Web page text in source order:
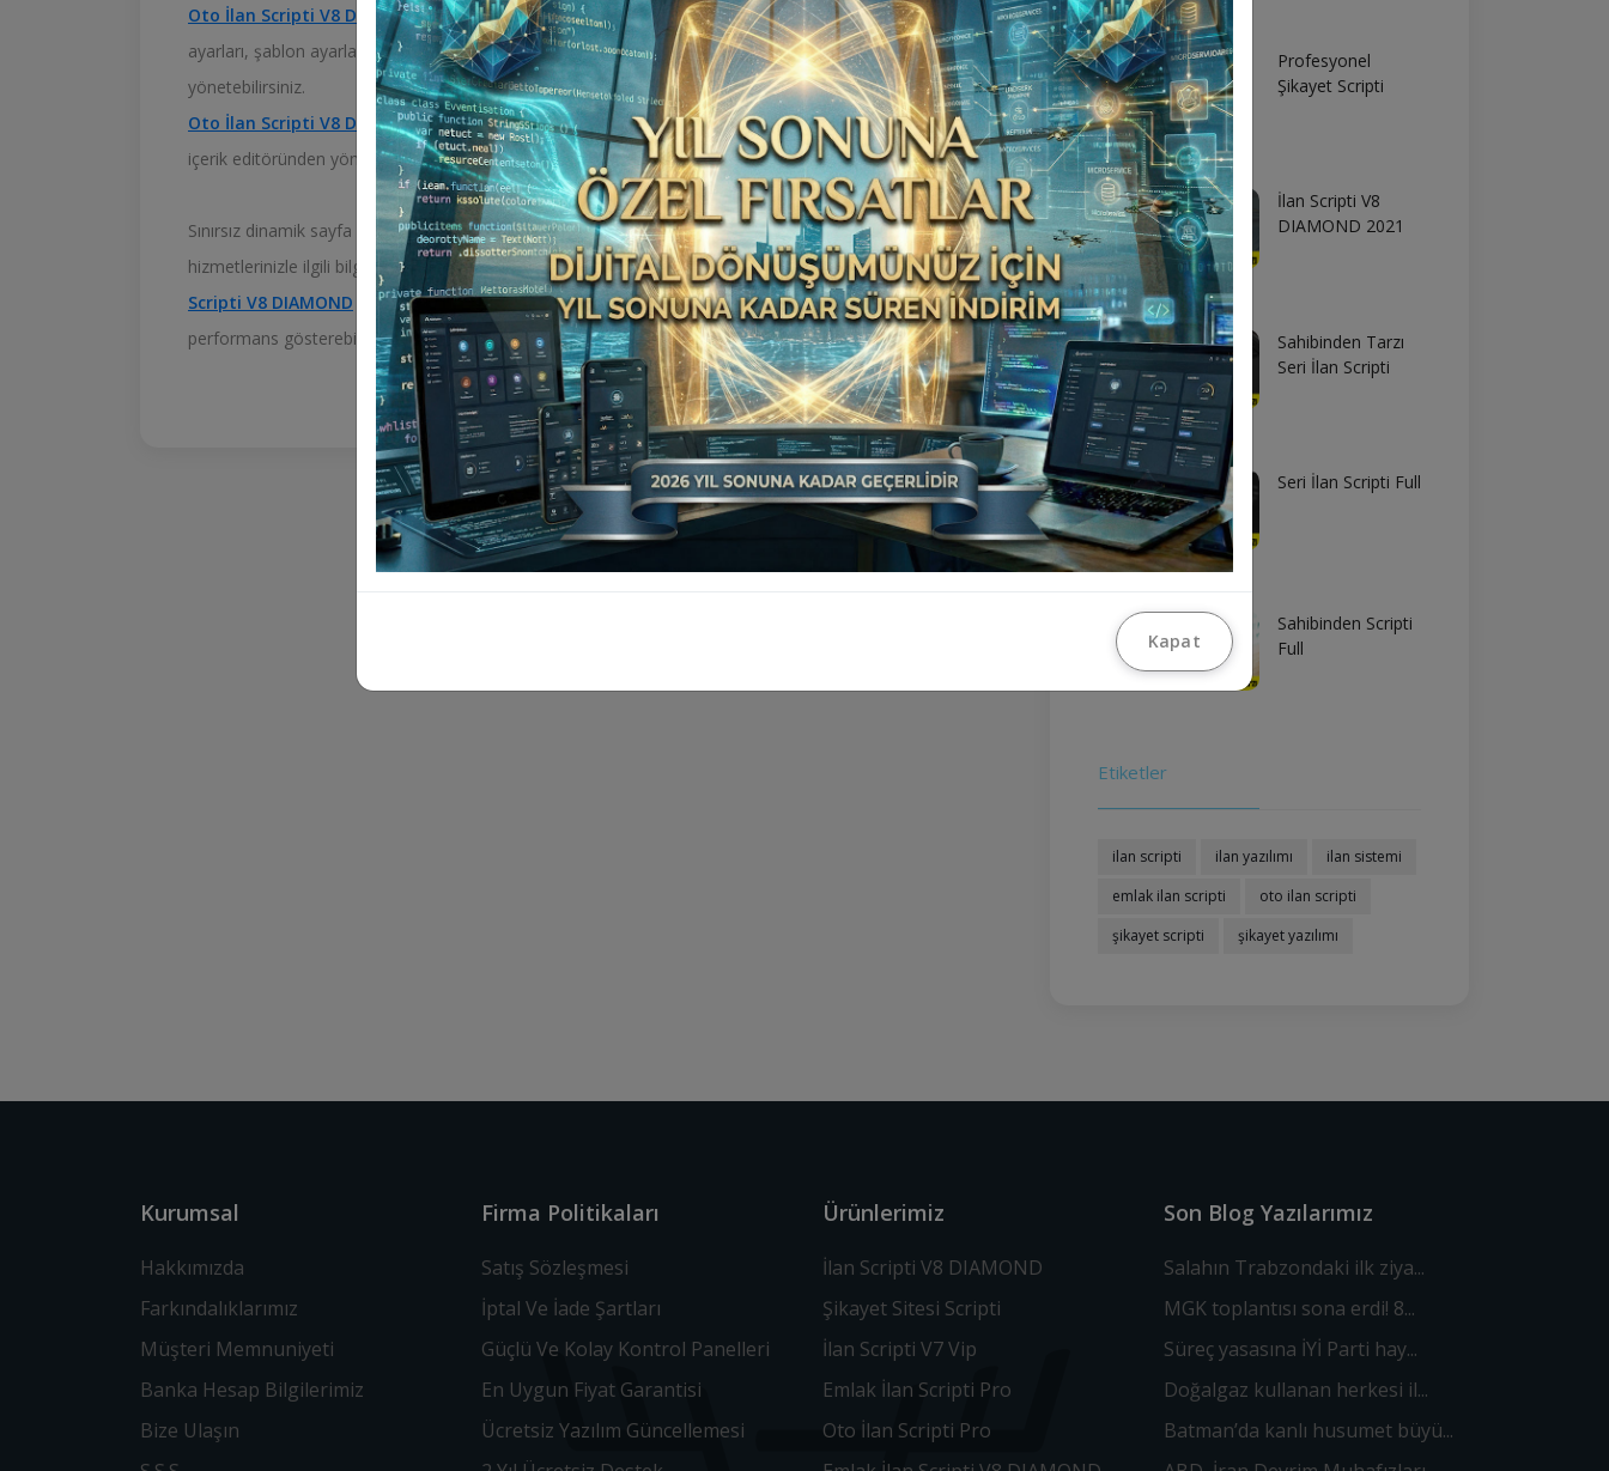
Oto İlan Scripti V8 DIAMONDilgili, iletişim ayarları, kargo ayarları, ödeme ayarları, dil ayarları, bölge
ayarları, şablon ayarları ve eklentilerle ilgili ayarları kolayca oto ilan sitesi kontrol panelinizle
yönetebilirsiniz.
Oto İlan Scripti V8 DIAMONDsitenizle birlikte; şirket ve hizmetlerinizi de, sınırsız sayfa ekleyerek
içerik editöründen yönetebilirsiniz.
Sınırsız dinamik sayfa oluşturabilirsiniz, bilgilendirme sayfalarıyla ziyaretçilerinize ürünlerinizin yanında
hizmetlerinizle ilgili bilgiler de verebilirsiniz. Dinamik bir web sitesinde yapabileceklerinizi,Oto İlan
Scripti V8 DIAMOND de yapabilirsiniz. Sayfalarınızı ayrı ayrı optimize edebilir ve google’da daha fazla
performans gösterebilirsiniz.
Profesyonel
Şikayet Scripti
İlan Scripti V8
DIAMOND 2021
Sahibinden Tarzı
Seri İlan Scripti
Seri İlan Scripti Full
Sahibinden Scripti
Full
Etiketler
ilan scripti ilan yazılımı
ilan sistemi
emlak ilan scripti
oto ilan scripti
şikayet scripti
şikayet yazılımı
Kurumsal
Hakkımızda
Farkındalıklarımız
Müşteri Memnuniyeti
Banka Hesap Bilgilerimiz
Bize Ulaşın
Firma Politikaları
Satış Sözleşmesi
İptal Ve İade Şartları
Güçlü Ve Kolay Kontrol Panelleri
En Uygun Fiyat Garantisi
Ücretsiz Yazılım Güncellemesi
Ürünlerimiz
İlan Scripti V8 DIAMOND
Şikayet Sitesi Scripti
İlan Scripti V7 Vip
Emlak İlan Scripti Pro
Oto İlan Scripti Pro
Son Blog Yazılarımız
Salahın Trabzondaki ilk ziya...
MGK toplantısı sona erdi! 8...
Süreç yasasına İYİ Parti hay...
Doğalgaz kullanan herkesi il...
Batman’da kanlı husumet büyü...
Kapat